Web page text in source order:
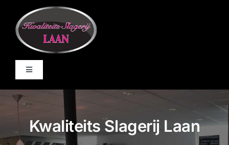
inhoud
Toggle
Navigation
Home
De WinkelKwaliteits Slagerij Laan